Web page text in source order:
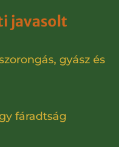
javasolt
gyász és
fáradtság